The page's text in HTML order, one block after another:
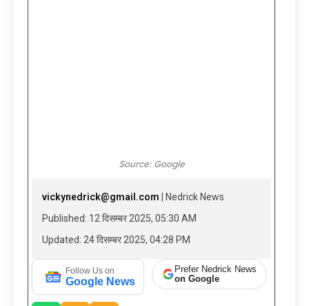
Source: Google
vickynedrick@gmail.com | Nedrick News
Published: 12 दिसम्बर 2025, 05:30 AM
Updated: 24 दिसम्बर 2025, 04:28 PM
Follow Us on
Google News
Prefer Nedrick News
on Google